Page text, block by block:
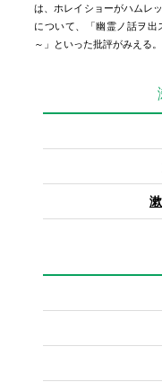
は、ホレイショーがハムレ
について、「幽霊ノ話ヲ
～」といった批評がみえる。